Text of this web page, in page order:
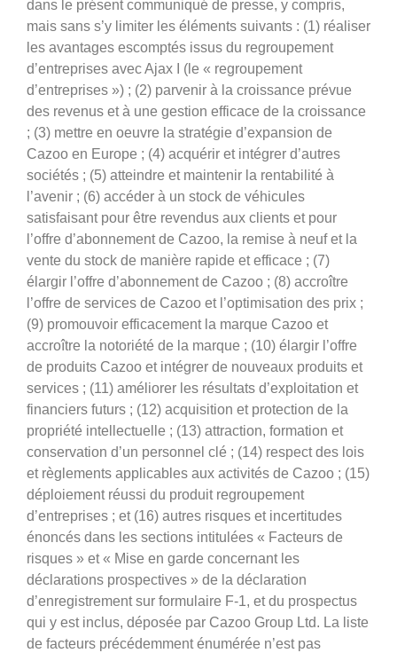
dans le présent communiqué de presse, y compris,
mais sans s’y limiter les éléments suivants : (1) réaliser
les avantages escomptés issus du regroupement
d’entreprises avec Ajax I (le « regroupement
d’entreprises ») ; (2) parvenir à la croissance prévue
des revenus et à une gestion efficace de la croissance
; (3) mettre en oeuvre la stratégie d’expansion de
Cazoo en Europe ; (4) acquérir et intégrer d’autres
sociétés ; (5) atteindre et maintenir la rentabilité à
l’avenir ; (6) accéder à un stock de véhicules
satisfaisant pour être revendus aux clients et pour
l’offre d’abonnement de Cazoo, la remise à neuf et la
vente du stock de manière rapide et efficace ; (7)
élargir l’offre d’abonnement de Cazoo ; (8) accroître
l’offre de services de Cazoo et l’optimisation des prix ;
(9) promouvoir efficacement la marque Cazoo et
accroître la notoriété de la marque ; (10) élargir l’offre
de produits Cazoo et intégrer de nouveaux produits et
services ; (11) améliorer les résultats d’exploitation et
financiers futurs ; (12) acquisition et protection de la
propriété intellectuelle ; (13) attraction, formation et
conservation d’un personnel clé ; (14) respect des lois
et règlements applicables aux activités de Cazoo ; (15)
déploiement réussi du produit regroupement
d’entreprises ; et (16) autres risques et incertitudes
énoncés dans les sections intitulées « Facteurs de
risques » et « Mise en garde concernant les
déclarations prospectives » de la déclaration
d’enregistrement sur formulaire F-1, et du prospectus
qui y est inclus, déposée par Cazoo Group Ltd. La liste
de facteurs précédemment énumérée n’est pas